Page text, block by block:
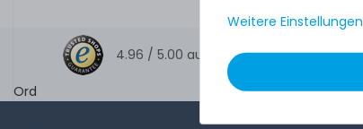
4.96 / 5.00 aus 8.500Bewertungen
Ord
Weitere Einstellungen